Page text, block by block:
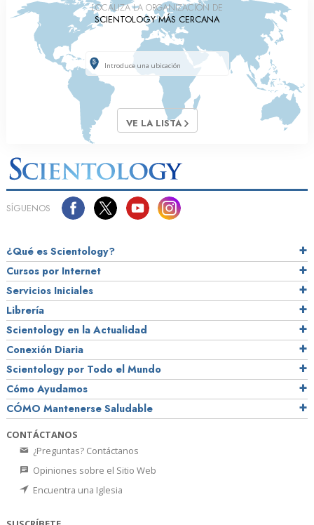
LOCALIZA LA ORGANIZACIÓN DE
SCIENTOLOGY MÁS CERCANA
VE LA LISTA
SÍGUENOS
¿Qué es Scientology?
Cursos por Internet
Servicios Iniciales
Librería
Scientology en la Actualidad
Conexión Diaria
Scientology por Todo el Mundo
Cómo Ayudamos
CÓMO Mantenerse Saludable
CONTÁCTANOS
¿Preguntas? Contáctanos
Opiniones sobre el Sitio Web
Encuentra una Iglesia